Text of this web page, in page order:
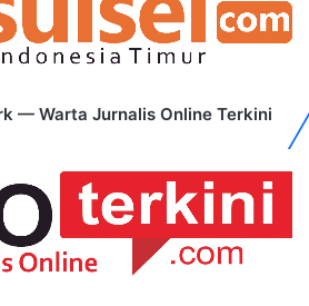
— Warta Jurnalis Online Terkini